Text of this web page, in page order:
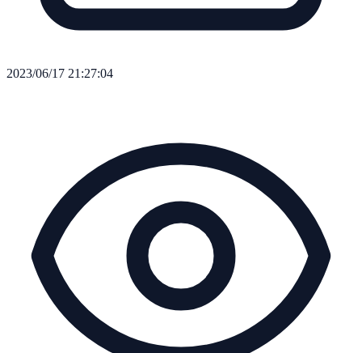
2023/06/17 21:27:04